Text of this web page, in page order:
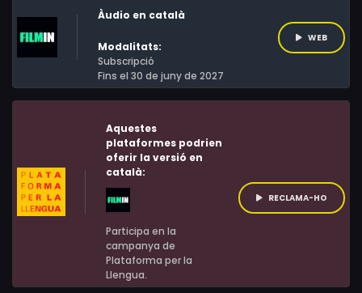
Àudio en català
Modalitats:
Subscripció
Fins el 30 de juny de 2027
WEB
Aquestes
plataformes podrien
oferir la versió en
català:
Participa en la
campanya de
Plataforma per la
Llengua.
RECLAMA-HO